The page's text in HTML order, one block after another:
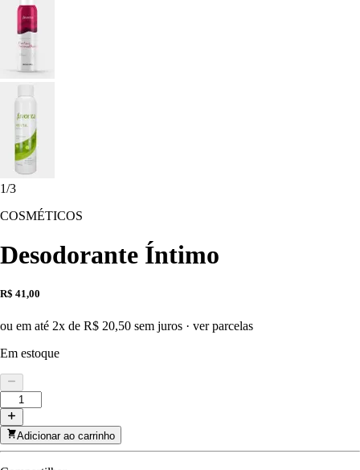
1/3
COSMÉTICOS
Desodorante Íntimo
R$ 41,00
ou em até 2x de R$ 20,50 sem juros · ver parcelas
Em estoque
Adicionar ao carrinho